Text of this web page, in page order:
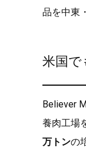
品を中東
米国で
Believer
養肉工場
万トンの